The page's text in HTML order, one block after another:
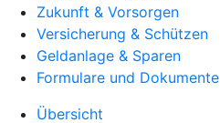
Zukunft & Vorsorgen
Versicherung & Schützen
Geldanlage & Sparen
Formulare und Dokumente
Übersicht